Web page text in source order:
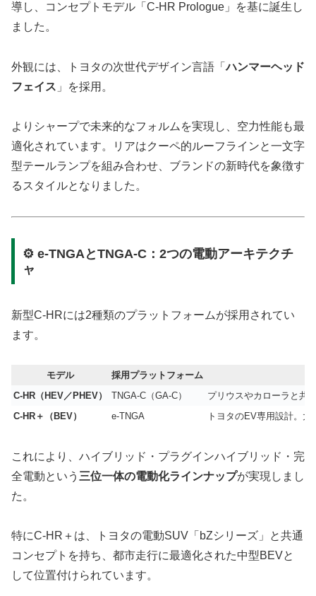
導し、コンセプトモデル「C-HR Prologue」を基に誕生し
ました。
外観には、トヨタの次世代デザイン言語「ハンマーヘッド
フェイス 」を採用。
よりシャープで未来的なフォルムを実現し、空力性能も最
適化されています。リアはクーペ的ルーフラインと一文字
型テールランプを組み合わせ、ブランドの新時代を象徴す
るスタイルとなりました。
⚙️ e-TNGAとTNGA-C：2つの電動アーキテクチ
ャ
新型C-HRには2種類のプラットフォームが採用されてい
ます。
モデル
採用プラットフォーム
C-HR（HEV／PHEV）
TNGA-C（GA-C）
プリウスやカローラと共
C-HR＋（BEV）
e-TNGA トヨタのEV専用設計。
これにより、ハイブリッド・プラグインハイブリッド・完
全電動という 三位一体の電動化ラインナップが実現しまし
た。
特にC-HR＋は、トヨタの電動SUV「bZシリーズ」と共通
コンセプトを持ち、都市走行に最適化された中型BEVと
して位置付けられています。